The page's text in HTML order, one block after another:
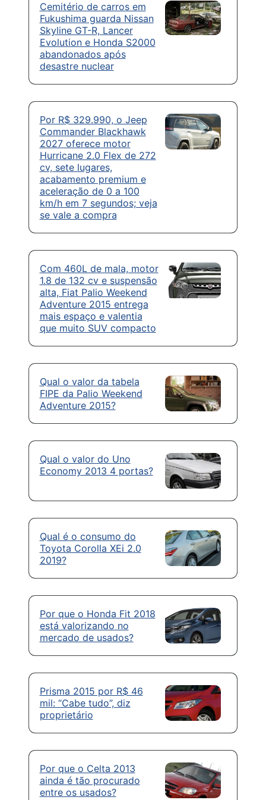
Cemitério de carros em
Fukushima guarda Nissan
Skyline GT-R, Lancer
Evolution e Honda S2000
abandonados após
desastre nuclear
Por R$ 329.990, o Jeep
Commander Blackhawk
2027 oferece motor
Hurricane 2.0 Flex de 272
cv, sete lugares,
acabamento premium e
aceleração de 0 a 100
km/h em 7 segundos; veja
se vale a compra
Com 460L de mala, motor
1.8 de 132 cv e suspensão
alta, Fiat Palio Weekend
Adventure 2015 entrega
mais espaço e valentia
que muito SUV compacto
Qual o valor da tabela
FIPE da Palio Weekend
Adventure 2015?
Qual o valor do Uno
Economy 2013 4 portas?
Qual é o consumo do
Toyota Corolla XEi 2.0
2019?
Por que o Honda Fit 2018
está valorizando no
mercado de usados?
Prisma 2015 por R$ 46
mil: “Cabe tudo”, diz
proprietário
Por que o Celta 2013
ainda é tão procurado
entre os usados?